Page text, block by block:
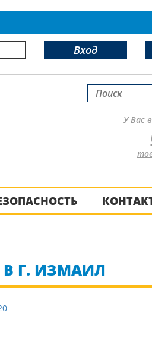
Вход
У Вас
В Г. ИЗМАИЛ